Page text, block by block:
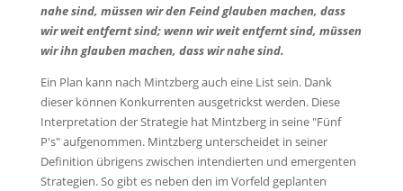
nahe sind, müssen wir den Feind glauben machen, dass
wir weit entfernt sind; wenn wir weit entfernt sind, müssen
wir ihn glauben machen, dass wir nahe sind.
Ein Plan kann nach Mintzberg auch eine List sein. Dank
dieser können Konkurrenten ausgetrickst werden. Diese
Interpretation der Strategie hat Mintzberg in seine "Fünf
P's" aufgenommen. Mintzberg unterscheidet in seiner
Definition übrigens zwischen intendierten und emergenten
Strategien. So gibt es neben den im Vorfeld geplanten